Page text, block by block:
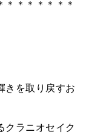
＊＊＊＊＊＊＊
きを取り戻すお
クラニオセイク